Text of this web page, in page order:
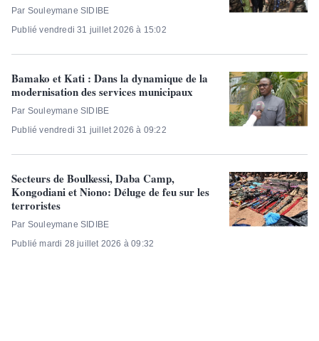
Par Souleymane SIDIBE
Publié vendredi 31 juillet 2026 à 15:02
Bamako et Kati : Dans la dynamique de la
modernisation des services municipaux
Par Souleymane SIDIBE
Publié vendredi 31 juillet 2026 à 09:22
Secteurs de Boulkessi, Daba Camp,
Kongodiani et Niono:​ Déluge de feu sur les
terroristes
Par Souleymane SIDIBE
Publié mardi 28 juillet 2026 à 09:32